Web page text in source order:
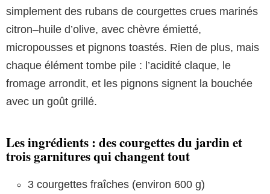
simplement des rubans de courgettes crues marinés
citron–huile d’olive, avec chèvre émietté,
micropousses et pignons toastés. Rien de plus, mais
chaque élément tombe pile : l’acidité claque, le
fromage arrondit, et les pignons signent la bouchée
avec un goût grillé.
Les ingrédients : des courgettes du jardin et
trois garnitures qui changent tout
3 courgettes fraîches (environ 600 g)